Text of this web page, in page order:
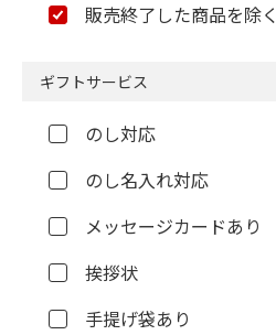
販売終了した商品を除く
ギフトサービス
のし対応
のし名入れ対応
メッセージカードあり
挨拶状
手提げ袋あり